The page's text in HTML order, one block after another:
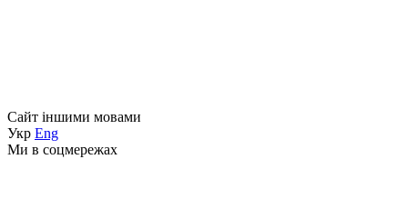
Сайт іншими мовами
Укр Eng
Ми в соцмережах